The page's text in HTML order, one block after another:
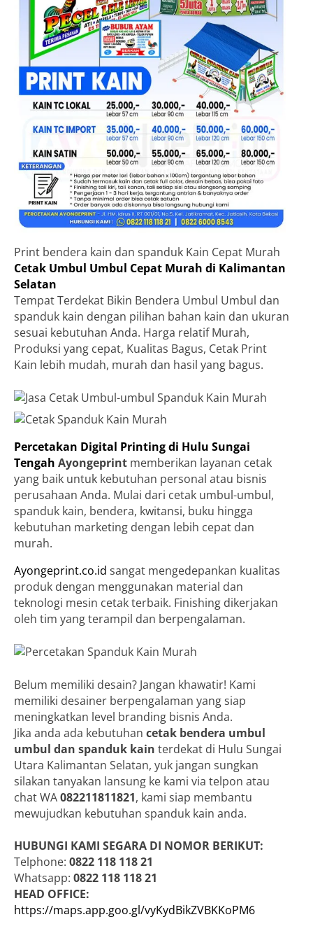
Print bendera kain dan spanduk Kain Cepat Murah
Cetak Umbul Umbul Cepat Murah di Kalimantan
Selatan
Tempat Terdekat Bikin Bendera Umbul Umbul dan
spanduk kain dengan pilihan bahan kain dan ukuran
sesuai kebutuhan Anda. Harga relatif Murah,
Produksi yang cepat, Kualitas Bagus, Cetak Print
Kain lebih mudah, murah dan hasil yang bagus.
Percetakan Digital Printing di Hulu Sungai
Tengah Ayongeprint memberikan layanan cetak
yang baik untuk kebutuhan personal atau bisnis
perusahaan Anda. Mulai dari cetak umbul-umbul,
spanduk kain, bendera, kwitansi, buku hingga
kebutuhan marketing dengan lebih cepat dan
murah.
Ayongeprint.co.id sangat mengedepankan kualitas
produk dengan menggunakan material dan
teknologi mesin cetak terbaik. Finishing dikerjakan
oleh tim yang terampil dan berpengalaman.
Belum memiliki desain? Jangan khawatir! Kami
memiliki desainer berpengalaman yang siap
meningkatkan level branding bisnis Anda.
Jika anda ada kebutuhan cetak bendera umbul
umbul dan spanduk kain terdekat di Hulu Sungai
Utara Kalimantan Selatan, yuk jangan sungkan
silakan tanyakan lansung ke kami via telpon atau
chat WA082211811821, kami siap membantu
mewujudkan kebutuhan spanduk kain anda.
HUBUNGI KAMI SEGARA DI NOMOR BERIKUT:
Telphone: 0822 118 118 21
Whatsapp: 0822 118 118 21
HEAD OFFICE:
https://maps.app.goo.gl/vyKydBikZVBKKoPM6